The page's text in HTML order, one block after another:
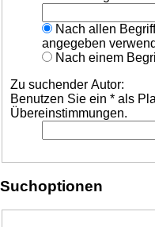
Nach allen
angegeben
Nach einem
Zu suchender Autor:
Benutzen Sie ein * als
Übereinstimmungen.
Suchoptionen